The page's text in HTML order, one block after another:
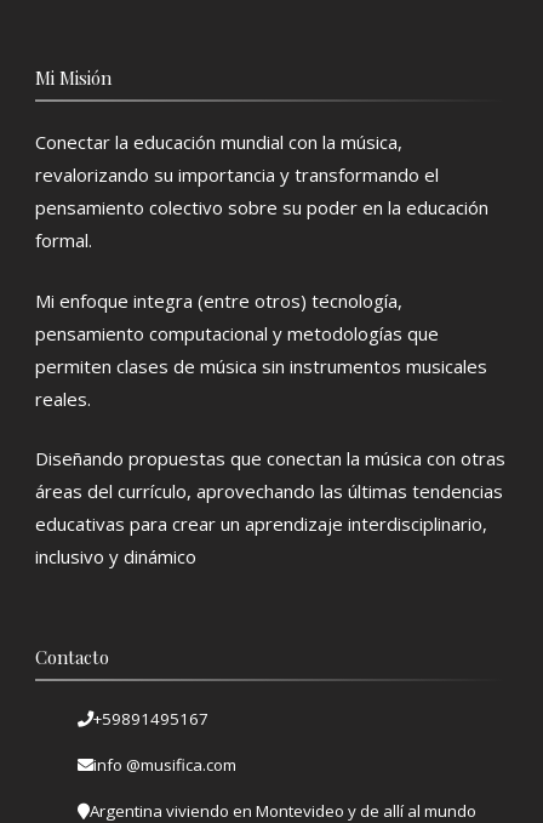
Mi Misión
Conectar la educación mundial con la música,
revalorizando su importancia y transformando el
pensamiento colectivo sobre su poder en la educación
formal.
Mi enfoque integra (entre otros) tecnología,
pensamiento computacional y metodologías que
permiten clases de música sin instrumentos musicales
reales.
Diseñando propuestas que conectan la música con otras
áreas del currículo, aprovechando las últimas tendencias
educativas para crear un aprendizaje interdisciplinario,
inclusivo y dinámico
Contacto
+59891495167
info @musifica.com
Argentina viviendo en Montevideo y de allí al mundo